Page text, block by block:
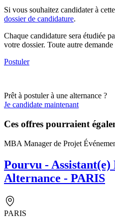
Si vous souhaitez candidater à
dossier de candidature.
Chaque candidature sera étudiée
votre dossier. Toute autre demande
Postuler
Prêt à postuler à une alternance ?
Je candidate maintenant
Ces offres pourraient
MBA Manager de Projet
Pourvu - Assistant(e)
Alternance - PARIS
PARIS